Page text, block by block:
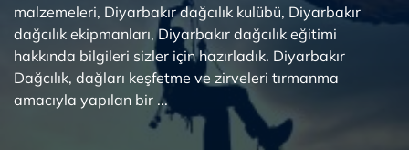
malzemeleri, Diyarbakır dağcılık kulübü, Diyarbakır
dağcılık ekipmanları, Diyarbakır dağcılık eğitimi
hakkında bilgileri sizler için hazırladık. Diyarbakır
Dağcılık, dağları keşfetme ve zirveleri tırmanma
amacıyla yapılan bir ...